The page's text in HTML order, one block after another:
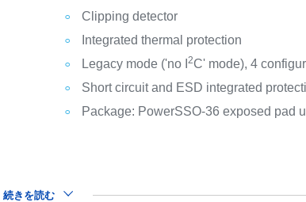
Clipping detector
Integrated thermal protection
Legacy mode ('no I 2C' mode), 4
Short circuit and ESD integrated
Package: PowerSSO-36 exposed pad
続きを読む